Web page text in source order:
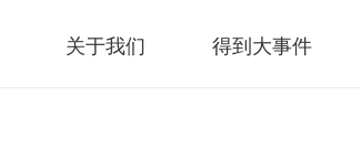
关于我们 得到大事件